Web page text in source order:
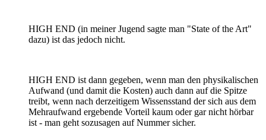
HIGH END (in meiner Jugend sagte man "State of the Art"
dazu) ist das jedoch nicht.
HIGH END ist dann gegeben, wenn man den physikalischen
Aufwand (und damit die Kosten) auch dann auf die Spitze
treibt, wenn nach derzeitigem Wissensstand der sich aus dem
Mehraufwand ergebende Vorteil kaum oder gar nicht hörbar
ist - man geht sozusagen auf Nummer sicher.